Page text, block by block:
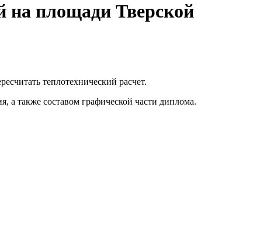
на площади Тверской
теплотехнический расчет.
а также составом графической части диплома.